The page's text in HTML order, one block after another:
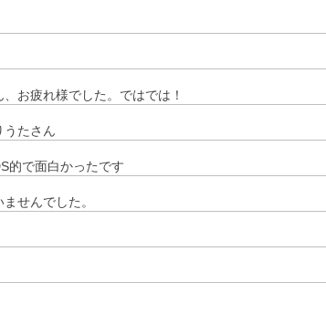
お疲れ様でした。ではでは！
うたさん
で面白かったです
せんでした。